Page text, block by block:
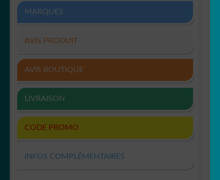
MARQUES
AVIS PRODUIT
AVIS BOUTIQUE
LIVRAISON
CODE PROMO
INFOS COMPLÉMENTAIRES